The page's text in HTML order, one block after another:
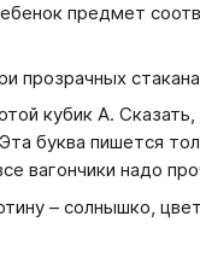
предмет
прозрачных
кубик А.
буква пишется
вагончики надо
– солнышко,